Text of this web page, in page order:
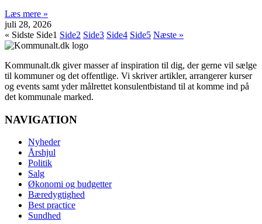
Læs mere »
juli 28, 2026
« Sidste Side1 Side2 Side3 Side4 Side5 Næste »
Kommunalt.dk giver masser af inspiration til dig, der gerne vil sælge
til kommuner og det offentlige. Vi skriver artikler, arrangerer kurser
og events samt yder målrettet konsulentbistand til at komme ind på
det kommunale marked.
NAVIGATION
Nyheder
Årshjul
Politik
Salg
Økonomi og budgetter
Bæredygtighed
Best practice
Sundhed